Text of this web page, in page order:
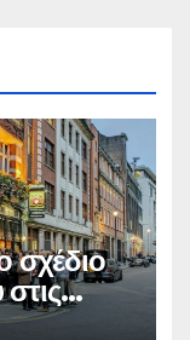
σχέδιο